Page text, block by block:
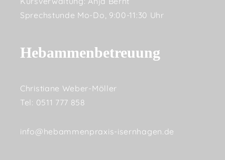
Sprechstunde Mo-Do, 9:00-11:30 Uhr
Hebammenbetreuung
Christiane Weber-Möller
Tel: 0511 777 858
info@hebammenpraxis-isernhagen.de